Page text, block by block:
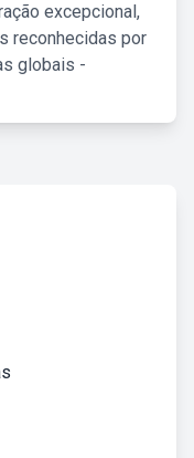
excepcional,
reconhecidas por
globais -